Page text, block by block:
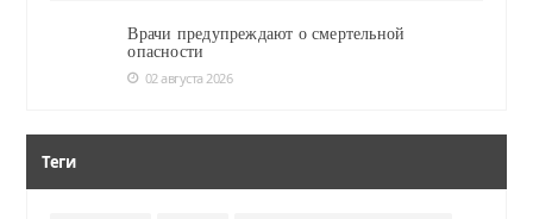
Врачи предупреждают о смертельной
опасности
02 августа 2026
Теги